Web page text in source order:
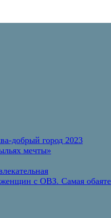
добрый город 2023
мечты»
с ОВЗ. Самая